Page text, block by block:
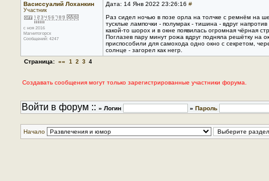
Васиссуалий Лоханкин
Участник
с ноя 2016
Магнитогорск
Сообщений: 4247
Дата: 14 Янв 2022 23:26:16 #
Раз сидел ночью в позе орла на толчке с ремнём на
тусклые лампочки - полумрак - тишина - вдруг
какой-то шорох и в окне появилась огромная чёрная
Поглазев пару минут рожа вдруг подняла решётку на
приспособили для самохода одно окно с секретом,
солнце - загорел как негр.
Страница: «« 1 2 3 4
Создавать сообщения могут только зарегистрированные участники форума.
Войти в форум :: » Логин » Пароль
Начало